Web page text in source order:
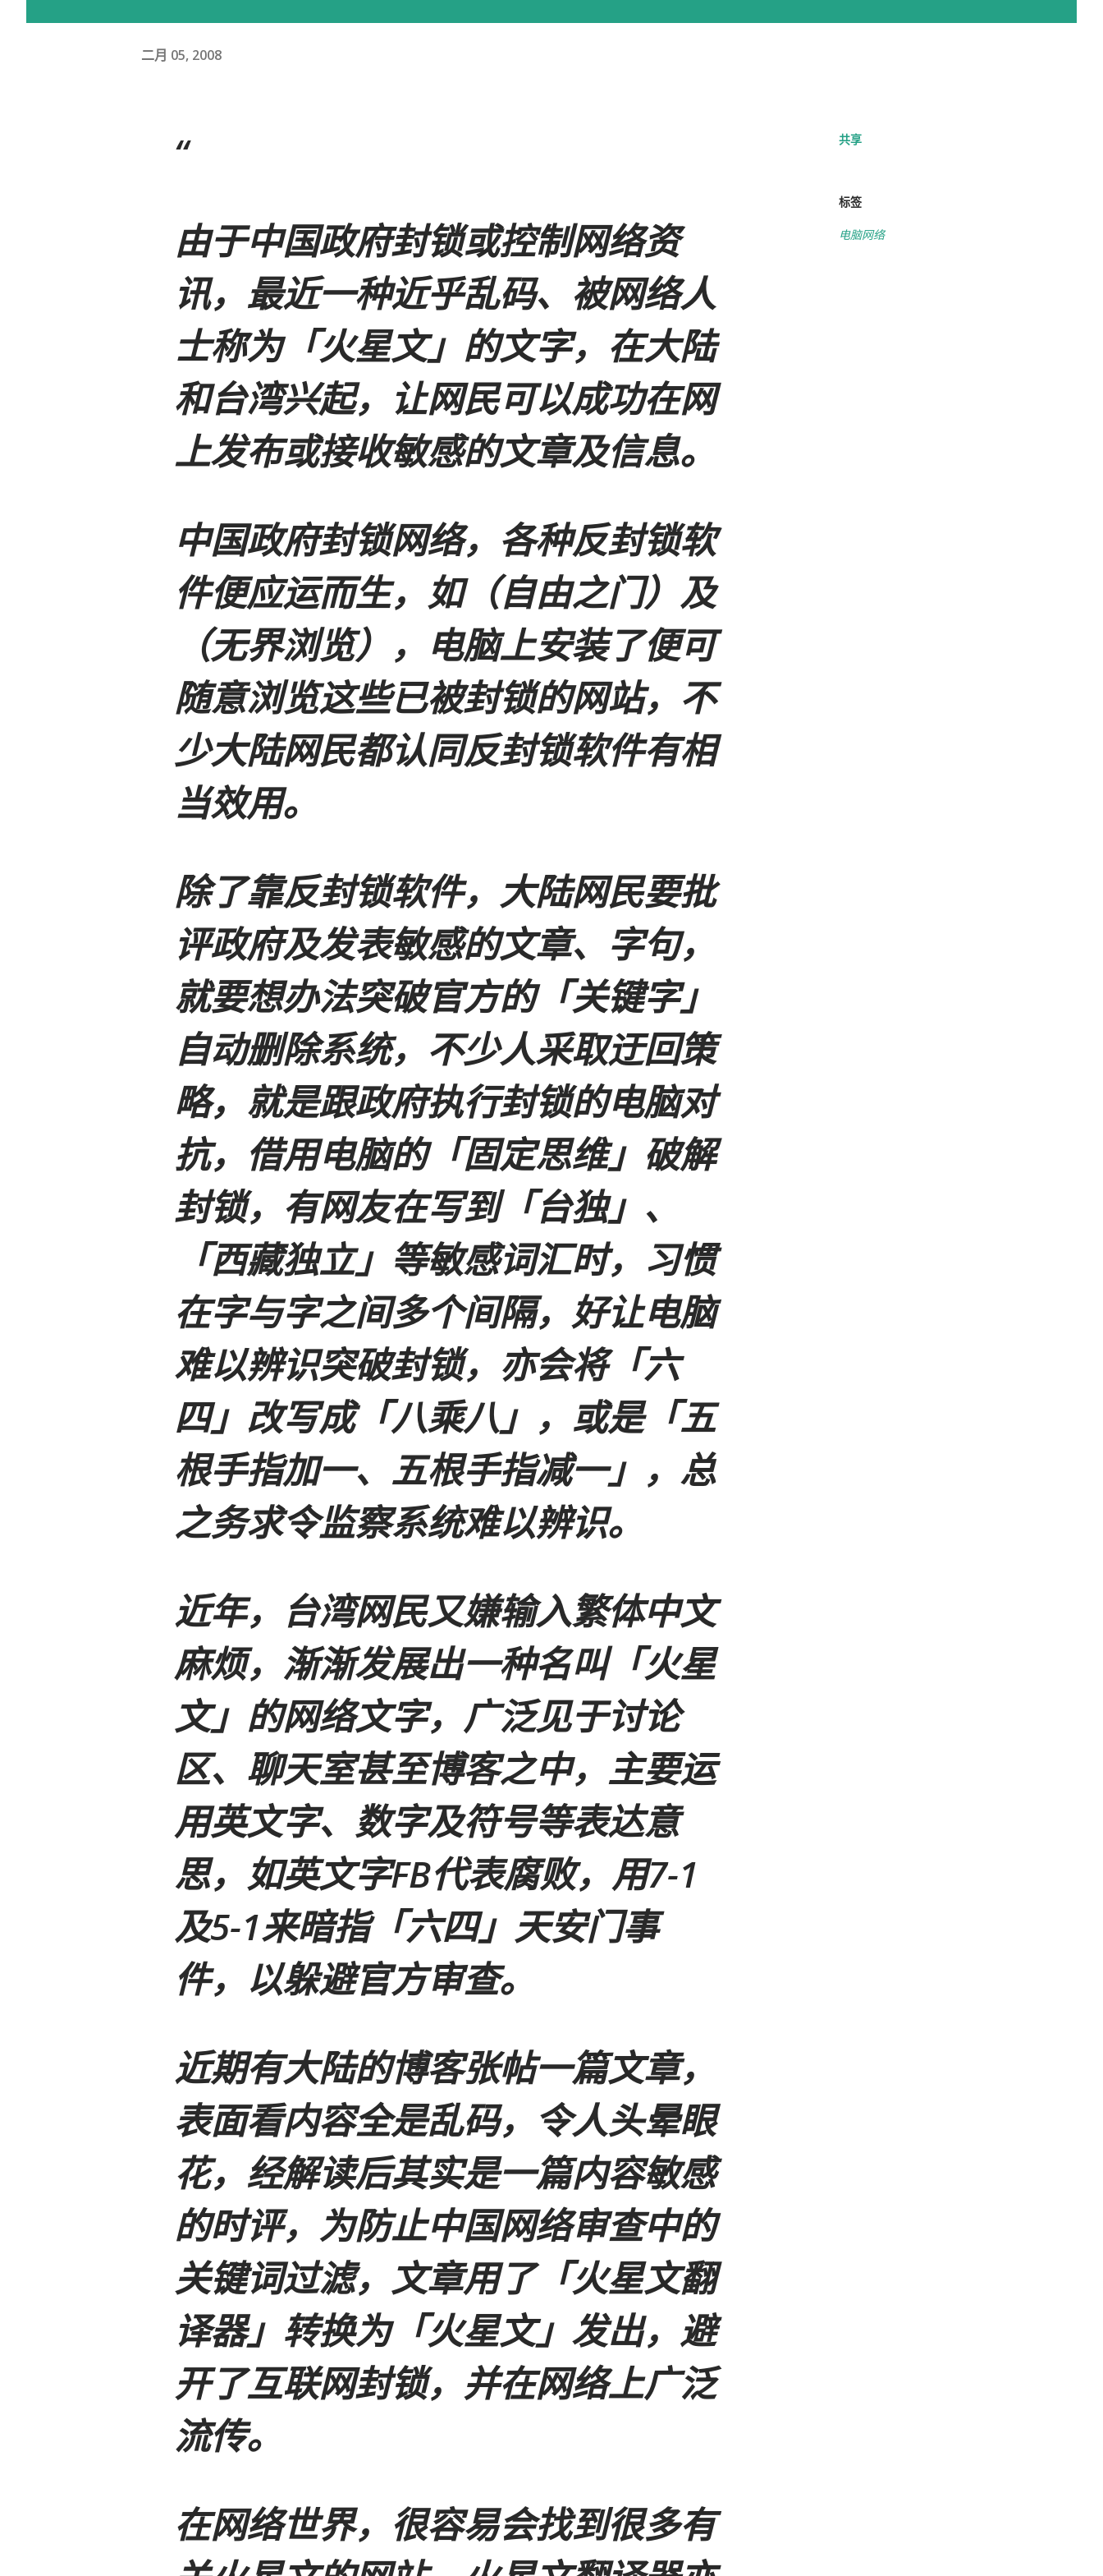
二月 05, 2008
由于中国政府封锁或控制网络资
讯，最近一种近乎乱码、被网络人
士称为「火星文」的文字，在大陆
和台湾兴起，让网民可以成功在网
上发布或接收敏感的文章及信息。
中国政府封锁网络，各种反封锁软
件便应运而生，如（自由之门）及
（无界浏览），电脑上安装了便可
随意浏览这些已被封锁的网站，不
少大陆网民都认同反封锁软件有相
当效用。
除了靠反封锁软件，大陆网民要批
评政府及发表敏感的文章、字句，
就要想办法突破官方的「关键字」
自动删除系统，不少人采取迂回策
略，就是跟政府执行封锁的电脑对
抗，借用电脑的「固定思维」破解
封锁，有网友在写到「台独」、
「西藏独立」等敏感词汇时，习惯
在字与字之间多个间隔，好让电脑
难以辨识突破封锁，亦会将「六
四」改写成「八乘八」，或是「五
根手指加一、五根手指减一」，总
之务求令监察系统难以辨识。
近年，台湾网民又嫌输入繁体中文
麻烦，渐渐发展出一种名叫「火星
文」的网络文字，广泛见于讨论
区、聊天室甚至博客之中，主要运
用英文字、数字及符号等表达意
思，如英文字FB代表腐败，用7-1
及5-1来暗指「六四」天安门事
件，以躲避官方审查。
近期有大陆的博客张帖一篇文章，
表面看内容全是乱码，令人头晕眼
花，经解读后其实是一篇内容敏感
的时评，为防止中国网络审查中的
关键词过滤，文章用了「火星文翻
译器」转换为「火星文」发出，避
开了互联网封锁，并在网络上广泛
流传。
在网络世界，很容易会找到很多有
共享
标签
电脑网络